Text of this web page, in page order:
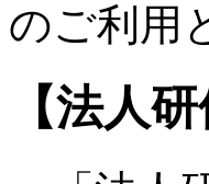
のご利用
【法人